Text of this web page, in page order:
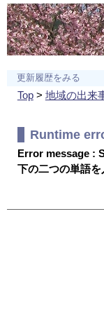
更新履歴をみる
Top> 地域の出来
Runtime
Error message :
下の二つの単語を